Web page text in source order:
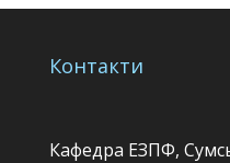
Контакти
Кафедра ЕЗПФ,